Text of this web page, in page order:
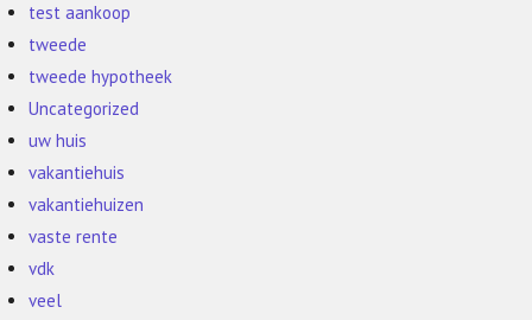
test aankoop
tweede
tweede hypotheek
Uncategorized
uw huis
vakantiehuis
vakantiehuizen
vaste rente
vdk
veel